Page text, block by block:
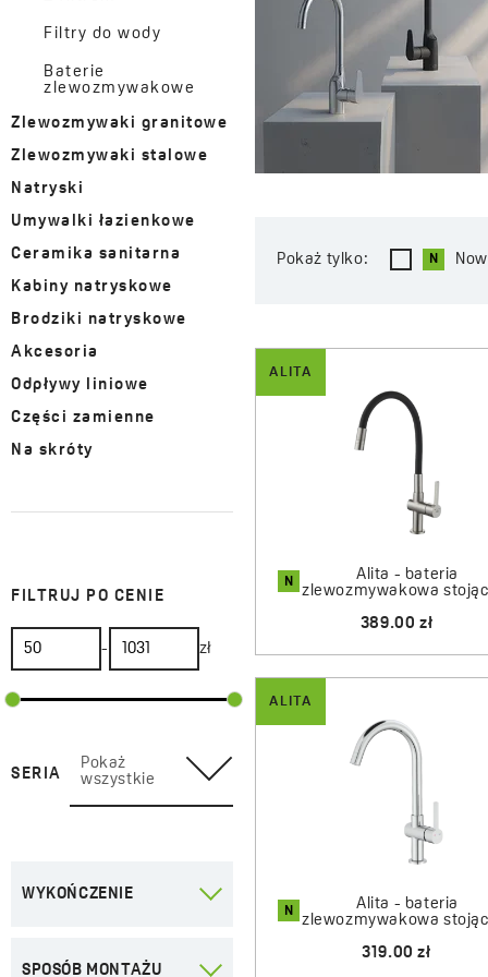
Filtry do wody
Baterie
zlewozmywakowe
Zlewozmywaki granitowe
Zlewozmywaki stalowe
Natryski
Umywalki łazienkowe
Ceramika sanitarna
Kabiny natryskowe
Brodziki natryskowe
Akcesoria
Odpływy liniowe
Części zamienne
Na skróty
Elastyczne
Baterie podokienne
Grafitowe
Chromowane
FILTRUJ PO CENIE
- zł
SERIA
Pokaż
wszystkie
WYKOŃCZENIE
SPOSÓB MONTAŻU
Pokaż tylko:
ALITA
N
Alita - bateria
zlewozmywakowa
389.00 zł
ALITA
N
Alita - bateria
zlewozmywakowa
319.00 zł